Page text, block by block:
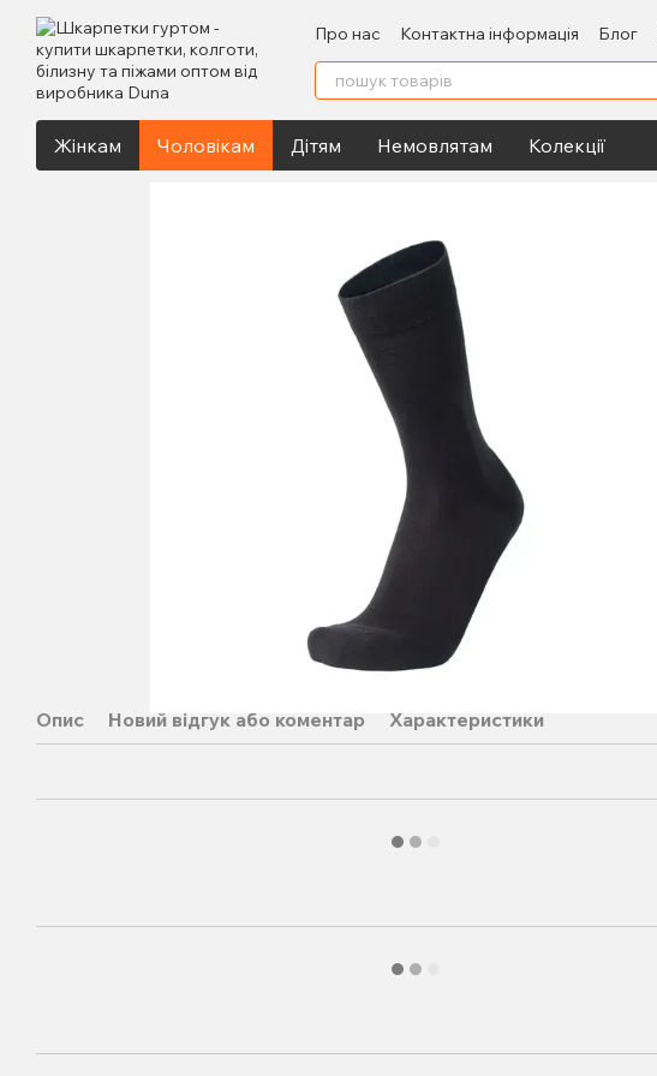
Перейти до основного контенту
Про нас Контактна інформація Блог
Жінкам Чоловікам Дітям Немовлятам Колекції
Опис Новий відгук або коментар Характеристики